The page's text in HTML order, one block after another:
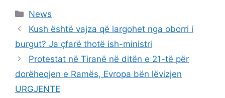
Categories
News
Kush është vajza që largohet nga oborri i
burgut? Ja çfarë thotë ish-ministri
Protestat në Tiranë në ditën e 21-të për
dorëheqjen e Ramës, Evropa bën lëvizjen
URGJENTE